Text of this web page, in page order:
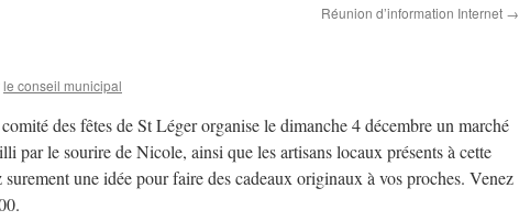
Réunion d’information Internet →
le conseil municipal
des fêtes de St Léger organise le dimanche 4 décembre un marché
par le sourire de Nicole, ainsi que les artisans locaux présents à cette
une idée pour faire des cadeaux originaux à vos proches. Venez